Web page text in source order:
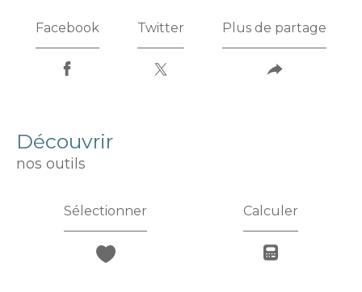
Facebook Twitter Plus de partage
découvrir
nos outils
Sélectionner Calculer